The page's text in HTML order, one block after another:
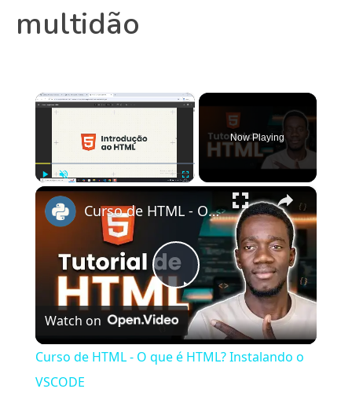
multidão
×
Now Playing
×
Play
Video
Curso de HTML - O que é HTML? Instalando o VSCODE
Watch on
Curso de HTML - O que é HTML? Instalando o
VSCODE